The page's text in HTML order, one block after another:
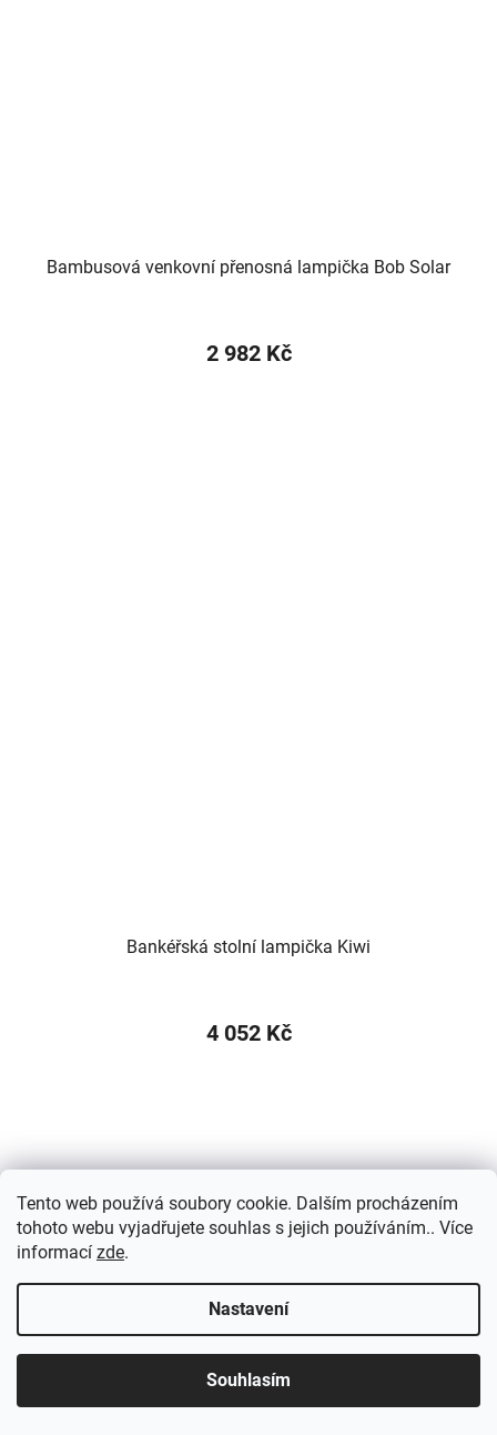
Tento web používá soubory cookie. Dalším procházením
tohoto webu vyjadřujete souhlas s jejich používáním.. Více
informací zde.
Nastavení
Souhlasím
Bambusová venkovní přenosná lampička Bob Solar
2 982 Kč
Bankéřská stolní lampička Kiwi
4 052 Kč